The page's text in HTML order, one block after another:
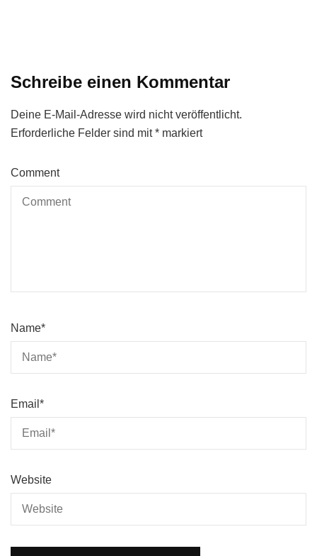
Schreibe einen Kommentar
Deine E-Mail-Adresse wird nicht veröffentlicht.
Erforderliche Felder sind mit* markiert
Comment
Name*
Email *
Website